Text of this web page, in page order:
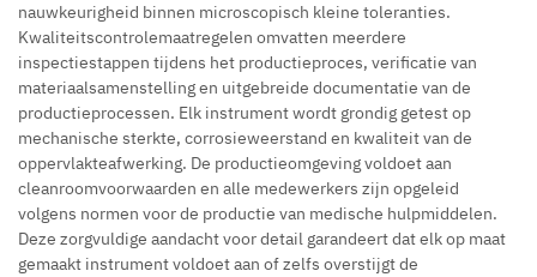
nauwkeurigheid binnen microscopisch kleine toleranties.
Kwaliteitscontrolemaatregelen omvatten meerdere
inspectiestappen tijdens het productieproces, verificatie van
materiaalsamenstelling en uitgebreide documentatie van de
productieprocessen. Elk instrument wordt grondig getest op
mechanische sterkte, corrosieweerstand en kwaliteit van de
oppervlakteafwerking. De productieomgeving voldoet aan
cleanroomvoorwaarden en alle medewerkers zijn opgeleid
volgens normen voor de productie van medische hulpmiddelen.
Deze zorgvuldige aandacht voor detail garandeert dat elk op maat
gemaakt instrument voldoet aan of zelfs overstijgt de